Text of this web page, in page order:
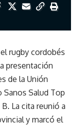
rugby cordobés
presentación
de la Unión
Sanos Salud Top
La cita reunió a
y marcó el